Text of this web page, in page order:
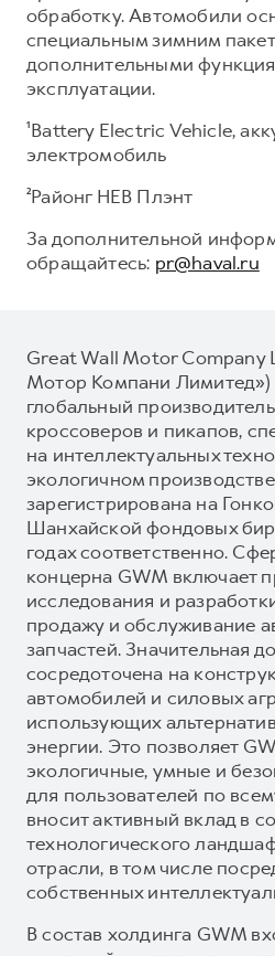
обработку. Автомобили
специальным зимним
дополнительными
эксплуатации.
¹Battery Electric Vehicle,
электромобиль
²Районг НЕВ Плэнт
За дополнительной
обращайтесь: pr@haval.ru
Great Wall Motor Company
Мотор Компани
глобальный
кроссоверов и пикапов,
на интеллектуальных
экологичном
зарегистрирована на
Шанхайской фондовых
годах соответственно.
концерна GWM включает
исследования и
продажу и обслуживание
запчастей. Значительная
сосредоточена на
автомобилей и силовых
использующих
энергии. Это позволяет
экологичные, умные и
для пользователей по
вносит активный вклад в
технологического
отрасли, в том числе
собственных
В состав холдинга GWM